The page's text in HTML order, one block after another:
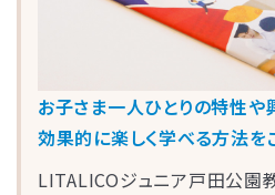
お子さま一人ひとりの特性や
効果的に楽しく学べる方法を
LITALICOジュニア戸田公園
員の育成・サポートを行っ